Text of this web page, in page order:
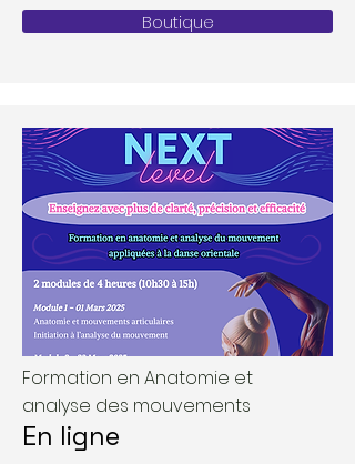
Boutique
Formation en Anatomie et
analyse des mouvements
En ligne